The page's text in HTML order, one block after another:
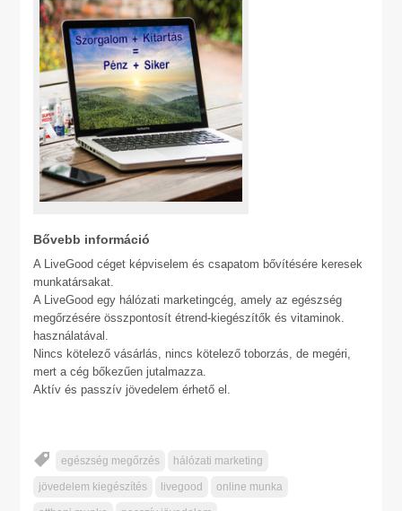
Bővebb információ
A LiveGood céget képviselem és csapatom bővítésére keresek
munkatársakat.
A LiveGood egy hálózati marketingcég, amely az egészség
megőrzésére összpontosít étrend-kiegészítők és vitaminok.
használatával.
Nincs kötelező vásárlás, nincs kötelező toborzás, de megéri,
mert a cég bőkezűen jutalmazza.
Aktív és passzív jövedelem érhető el.
egészség megőrzés hálózati marketing
jövedelem kiegészítés livegood online munka